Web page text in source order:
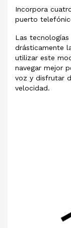
Incorpora
puerto
Las tecnologías
drásticamente
utilizar este
navegar mejor
voz y disfrutar
velocidad.